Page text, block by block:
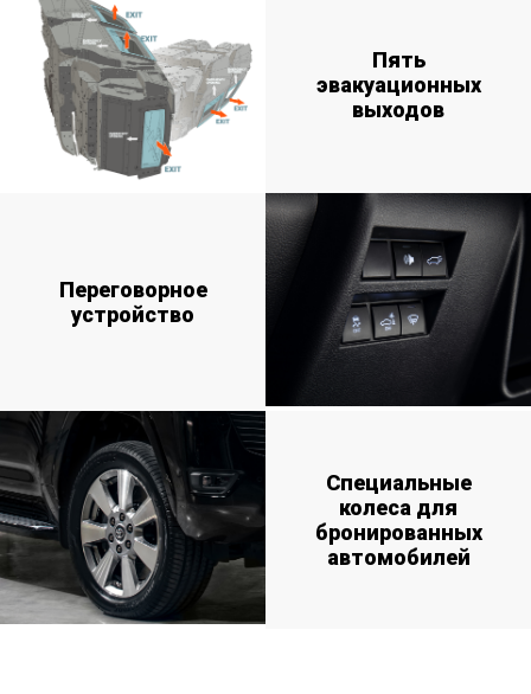
Пять
эвакуационных
выходов
Переговорное
устройство
Специальные
колеса для
бронированных
автомобилей